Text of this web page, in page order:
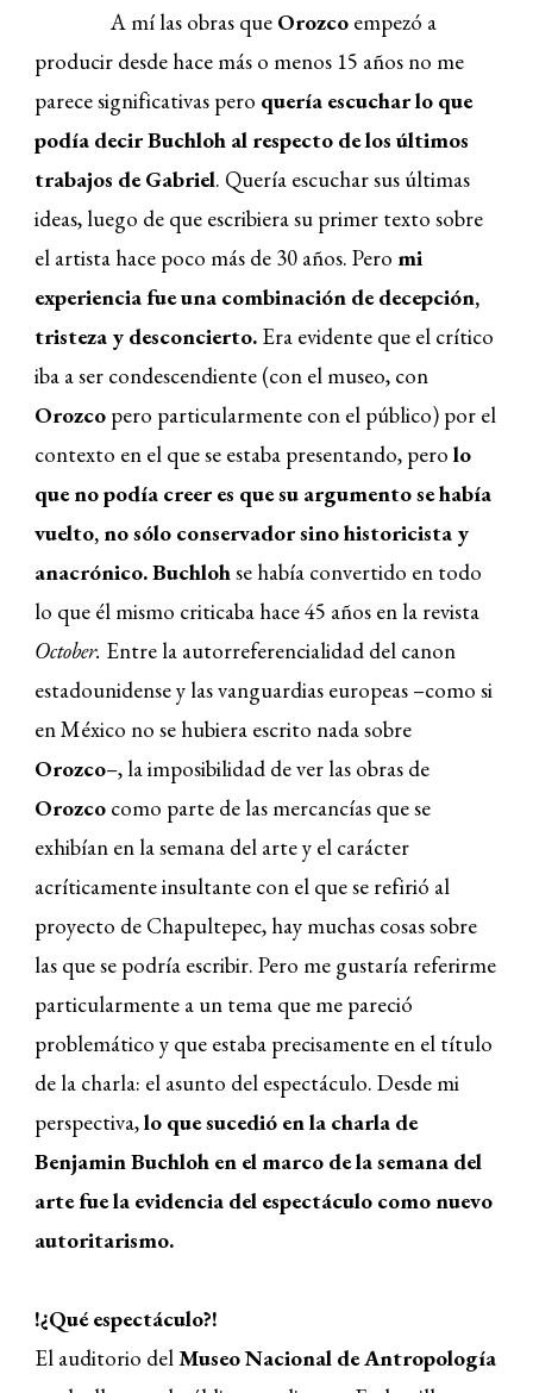
A mí las obras que Orozco empezó a
producir desde hace más o menos 15 años no me
parece significativas pero quería escuchar lo que
podía decir Buchloh al respecto de los últimos
trabajos de Gabriel. Quería escuchar sus últimas
ideas, luego de que escribiera su primer texto sobre
el artista hace poco más de 30 años. Pero mi
experiencia fue una combinación de decepción,
tristeza y desconcierto. Era evidente que el crítico
iba a ser condescendiente (con el museo, con
Orozco pero particularmente con el público) por el
contexto en el que se estaba presentando, perolo
que no podía creer es que su argumento se había
vuelto, no sólo conservador sino historicista y
anacrónico. Buchlohse había convertido en todo
lo que él mismo criticaba hace 45 años en la revista
October. Entre la autorreferencialidad del canon
estadounidense y las vanguardias europeas –como si
en México no se hubiera escrito nada sobre
Orozco–, la imposibilidad de ver las obras de
Orozco como parte de las mercancías que se
exhibían en la semana del arte y el carácter
acríticamente insultante con el que se refirió al
proyecto de Chapultepec, hay muchas cosas sobre
las que se podría escribir. Pero me gustaría referirme
particularmente a un tema que me pareció
problemático y que estaba precisamente en el título
de la charla: el asunto del espectáculo. Desde mi
perspectiva,lo que sucedió en la charla de
Benjamin Buchloh en el marco de la semana del
arte fue la evidencia del espectáculo como nuevo
autoritarismo.
!¿Qué espectáculo?!
El auditorio delMuseo Nacional de Antropología